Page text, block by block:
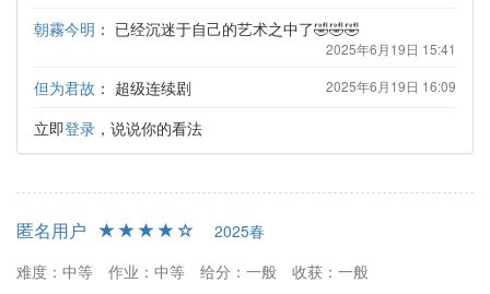
朝霧今明 ： 已经沉迷于自己的艺术之中了🤣🤣🤣
2025年6月19日 15:41
但为君故 ： 超级连续剧 2025年6月19日 16:09
立即登录 ，说说你的看法
匿名用户
2025春
难度：中等
作业：中等 给分：一般
收获：一般